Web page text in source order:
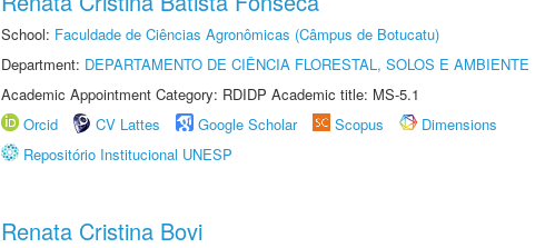
School: Faculdade de Ciências Agronômicas (Câmpus de Botucatu)
Department: DEPARTAMENTO DE CIÊNCIA FLORESTAL, SOLOS E AMBIENTE
Academic Appointment Category: RDIDP Academic title: MS-5.1
Orcid
CV Lattes Google Scholar Scopus
Dimensions
Repositório Institucional UNESP
Renata Cristina Bovi